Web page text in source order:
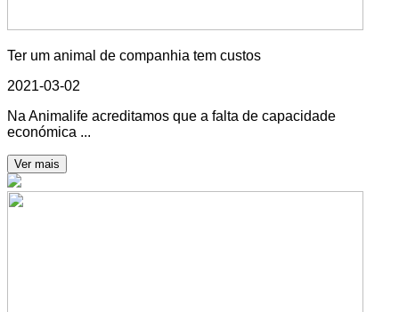
Ter um animal de companhia tem custos
2021-03-02
Na Animalife acreditamos que a falta de capacidade
económica ...
Ver mais